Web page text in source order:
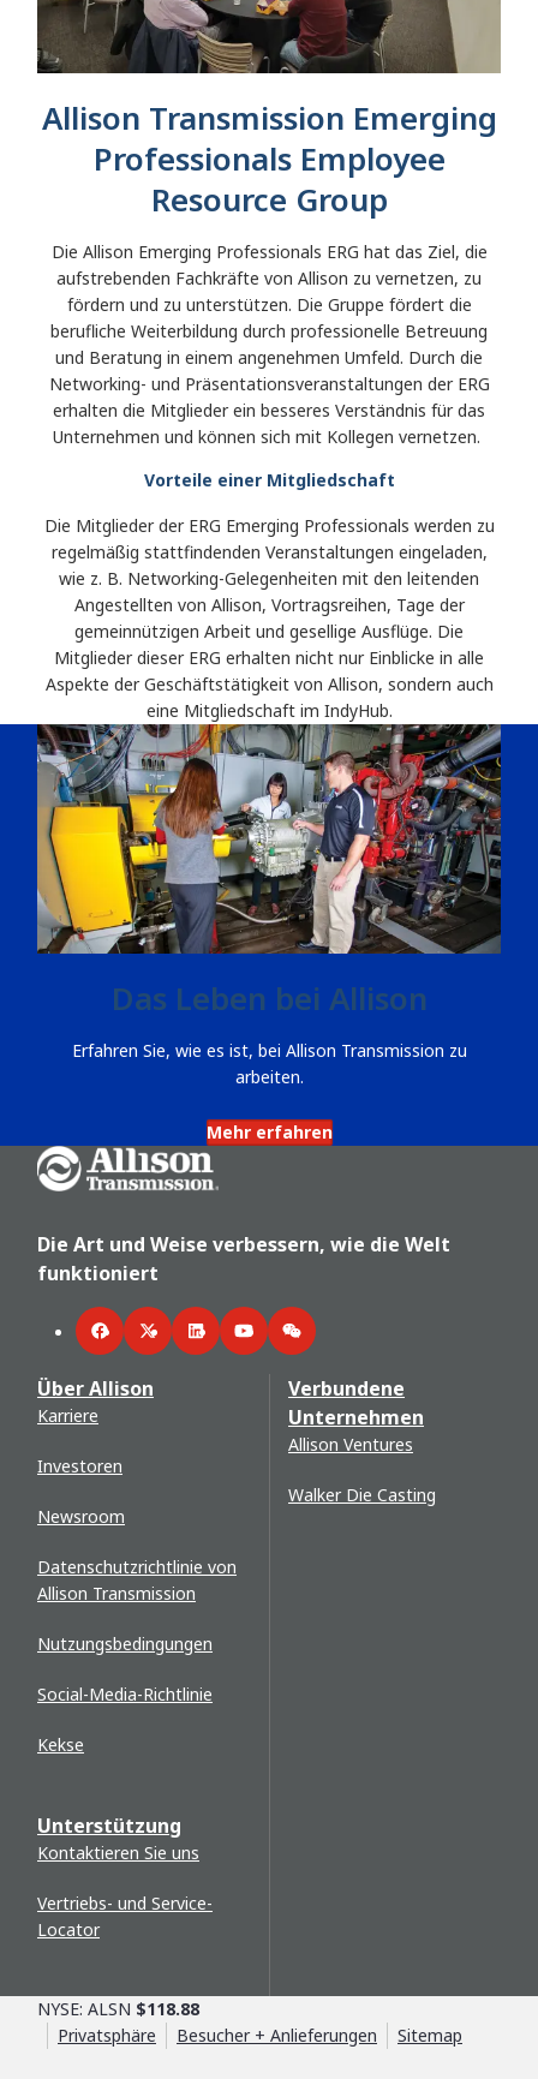
Allison Transmission Emerging
Professionals Employee
Resource Group
Die Allison Emerging Professionals ERG hat das Ziel, die
aufstrebenden Fachkräfte von Allison zu vernetzen, zu
fördern und zu unterstützen. Die Gruppe fördert die
berufliche Weiterbildung durch professionelle Betreuung
und Beratung in einem angenehmen Umfeld. Durch die
Networking- und Präsentationsveranstaltungen der ERG
erhalten die Mitglieder ein besseres Verständnis für das
Unternehmen und können sich mit Kollegen vernetzen.
Vorteile einer Mitgliedschaft
Die Mitglieder der ERG Emerging Professionals werden zu
regelmäßig stattfindenden Veranstaltungen eingeladen,
wie z. B. Networking-Gelegenheiten mit den leitenden
Angestellten von Allison, Vortragsreihen, Tage der
gemeinnützigen Arbeit und gesellige Ausflüge. Die
Mitglieder dieser ERG erhalten nicht nur Einblicke in alle
Aspekte der Geschäftstätigkeit von Allison, sondern auch
eine Mitgliedschaft im IndyHub.
Das Leben bei Allison
Erfahren Sie, wie es ist, bei Allison Transmission zu
arbeiten.
Mehr erfahren
Go Home
Die Art und Weise verbessern, wie die Welt
funktioniert
FacebookTwitterLinkedInYouTubeWeChat
Über Allison
Karriere
Investoren
Newsroom
Datenschutzrichtlinie von
Allison Transmission
Nutzungsbedingungen
Social-Media-Richtlinie
Kekse
Unterstützung
Kontaktieren Sie uns
Vertriebs- und Service-
Locator
Verbundene
Unternehmen
Allison Ventures
Walker Die Casting
NYSE: ALSN $118.88
Privatsphäre
Besucher + Anlieferungen Sitemap